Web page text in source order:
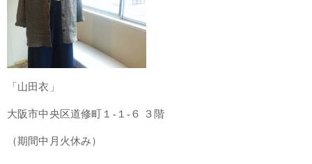
「山田衣」
大阪市中央区道修町１-１-６ ３階
（期間中月火休み）